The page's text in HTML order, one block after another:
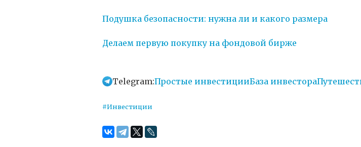
Подушка безопасности: нужна ли и какого размера
Делаем первую покупку на фондовой бирже
Telegram:Простые инвестицииБаза инвестора
#Инвестиции